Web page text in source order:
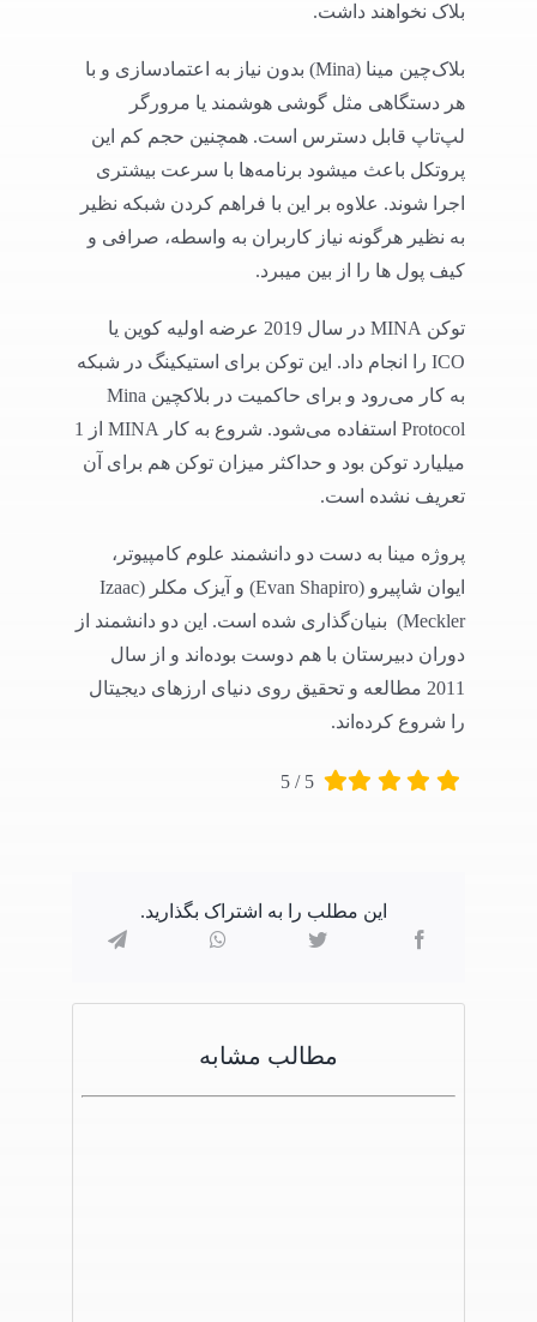
بلاک نخواهند داشت.
بلاک‌چین مینا (Mina) بدون نیاز به اعتمادسازی و با
هر دستگاهی مثل گوشی هوشمند یا مرورگر
لپ‌تاپ قابل دسترس است. همچنین حجم کم این
پروتکل باعث میشود برنامه‌ها با سرعت بیشتری
اجرا شوند. علاوه بر این با فراهم کردن شبکه نظیر
به نظیر هرگونه نیاز کاربران به واسطه، صرافی و
کیف پول ها را از بین میبرد.
توکن MINA در سال 2019 عرضه اولیه کوین یا
ICO را انجام داد. این توکن برای استیکینگ در شبکه
به کار می‌رود و برای حاکمیت در بلاکچین Mina
Protocol استفاده می‌شود. شروع به کار MINA از 1
میلیارد توکن بود و حداکثر میزان توکن هم برای آن
تعریف نشده است.
پروژه مینا به دست دو دانشمند علوم کامپیوتر،
ایوان شاپیرو (Evan Shapiro) و آیزک مکلر (Izaac
Meckler) بنیان‌گذاری شده است. این دو دانشمند از
دوران دبیرستان با هم دوست بوده‌اند و از سال
2011 مطالعه و تحقیق روی دنیای ارزهای دیجیتال
را شروع کرده‌اند.
5
/
5
این مطلب را به اشتراک بگذارید.
مطالب مشابه